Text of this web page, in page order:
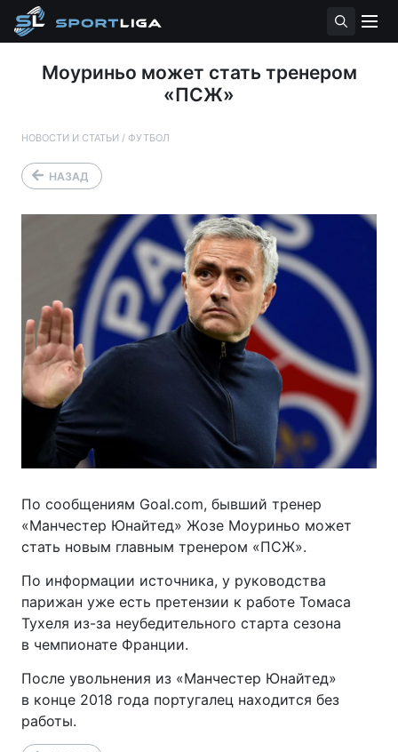
Моуриньо может стать тренером
«ПСЖ»
НОВОСТИ И СТАТЬИ / ФУТБОЛ
НАЗАД
По сообщениям Goal.com, бывший тренер
«Манчестер Юнайтед» Жозе Моуриньо может
стать новым главным тренером «ПСЖ».
По информации источника, у руководства
парижан уже есть претензии к работе Томаса
Тухеля из-за неубедительного старта сезона
в чемпионате Франции.
После увольнения из «Манчестер Юнайтед»
в конце 2018 года португалец находится без
работы.